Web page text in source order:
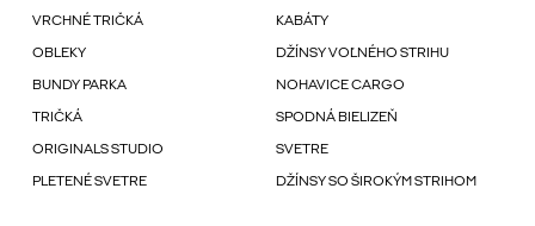
VRCHNÉ TRIČKÁ KABÁTY
OBLEKY DŽÍNSY VOĽNÉHO STRIHU
BUNDY PARKA NOHAVICE CARGO
TRIČKÁ SPODNÁ BIELIZEŇ
ORIGINALS STUDIO SVETRE
PLETENÉ SVETRE DŽÍNSY SO ŠIROKÝM STRIHOM